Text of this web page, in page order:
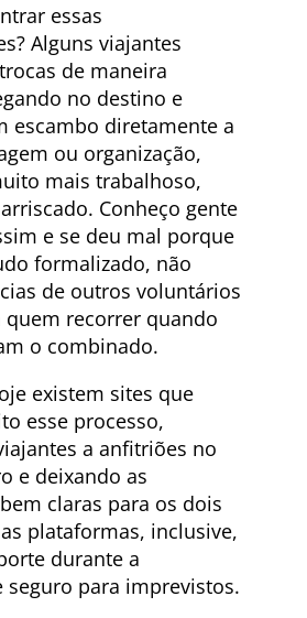
essas
Alguns viajantes
de maneira
no destino e
escambo diretamente a
ou organização,
mais trabalhoso,
Conheço gente
e se deu mal porque
formalizado, não
de outros voluntários
quem recorrer quando
o combinado.
existem sites que
esse processo,
a anfitriões no
e deixando as
claras para os dois
plataformas, inclusive,
durante a
seguro para imprevistos.